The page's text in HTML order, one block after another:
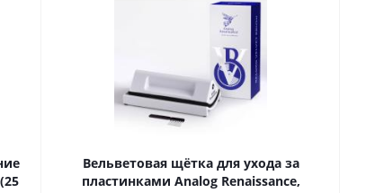
Вельветовая щётка для ухода за
пластинками Analog Renaissance,